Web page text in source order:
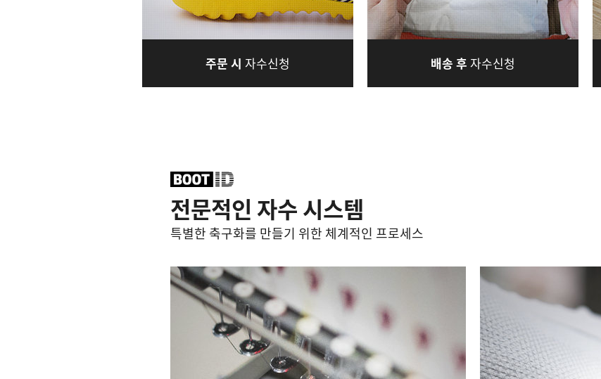
주문 시 자수신청 배송 후 자수신청
전문적인 자수 시스템
특별한 축구화를 만들기 위한 체계적인 프로세스